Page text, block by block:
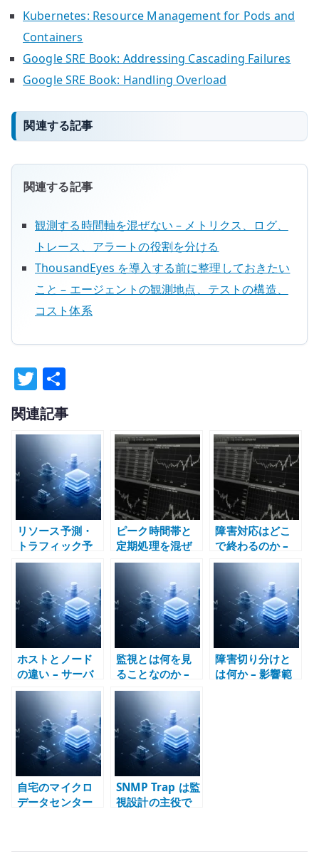
Kubernetes: Resource Management for Pods and
Containers
Google SRE Book: Addressing Cascading Failures
Google SRE Book: Handling Overload
関連する記事
関連する記事
観測する時間軸を混ぜない – メトリクス、ログ、
トレース、アラートの役割を分ける
ThousandEyes を導入する前に整理しておきたい
こと – エージェントの観測地点、テストの構造、
コスト体系
T
w
it
te
r
有
関連記事
リソース予測・
トラフィック予
測とは何か – キ
ャパシティ管理
として設計する
ピーク時間帯と
定期処理を混ぜ
ない – 業務時
間、バッチ、バ
ックアップ、障
害対応で考える
運用設計
障害対応はどこ
で終わるのか –
復旧、安定化、
恒久対応、再発
防止を分ける
ホストとノード
の違い – サーバ
ー、VM、
Kubernetes で
主語を分けて考
える
監視とは何を見
ることなのか –
Zabbix、
Prometheus、
Grafana の責務
分界で考える
障害切り分けと
は何か – 影響範
自宅のマイクロ
データセンター
ンフラ設計の実
SNMP Trap は監
視設計の主役で
視、イベント通